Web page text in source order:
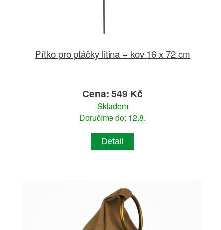
Pítko pro ptáčky litina + kov 16 x 72 cm
Cena: 549 Kč
Skladem
Doručíme do: 12.8.
Detail